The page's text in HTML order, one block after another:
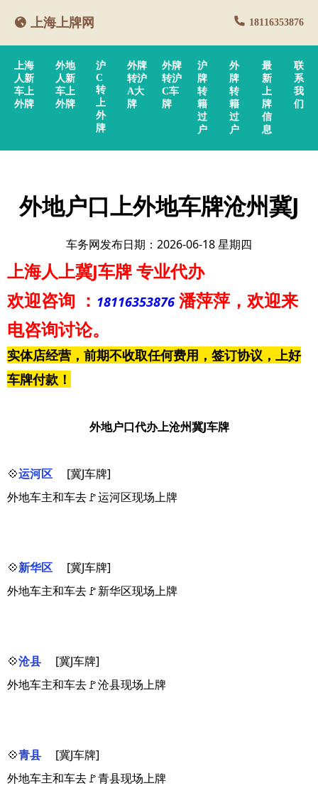
上海上牌网 18116353876
上海
人新
车上
外牌
外地
人新
车上
外牌
沪
C
转
上
外
牌
外牌
转沪
A大
牌
外牌
转沪
C车
牌
沪
牌
转
籍
过
户
外
牌
转
籍
过
户
最
新
上
牌
信
息
联
系
我
们
外地户口上外地车牌沧州冀J
车务网发布日期：2026-06-18 星期四
上海人上冀J车牌专业代办
欢迎咨询 ： 18116353876 潘萍萍 ，欢迎来
电咨询讨论。
实体店经营，前期不收取任何费用，签订协议，上好
车牌付款！
外地户口代办上沧州冀J车牌
💠运河区
[冀J车牌]
外地车主和车去🚩运河区现场上牌
💠新华区
[冀J车牌]
外地车主和车去🚩新华区现场上牌
💠沧县
[冀J车牌]
外地车主和车去🚩沧县现场上牌
💠青县
[冀J车牌]
外地车主和车去🚩青县现场上牌